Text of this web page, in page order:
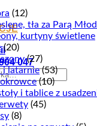
047
(12)
tła za Parą
kurtyny świetlene
(20)
(27)
i latarnie (53)
(10)
i tablice z
(45)
(8)